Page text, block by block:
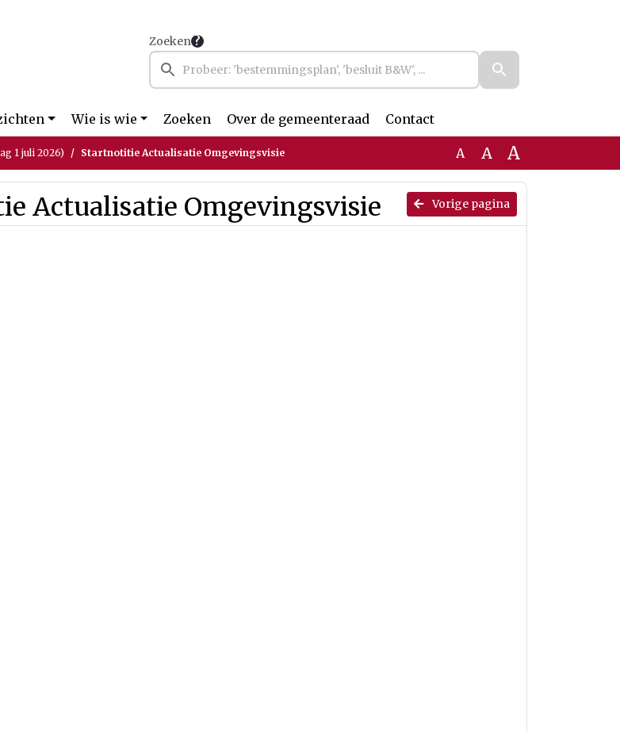
Zoeken
Wie is wie Zoeken Over de gemeenteraad Contact
1 juli 2026) Startnotitie Actualisatie Omgevingsvisie A A A
Vorige pagina
Actualisatie Omgevingsvisie